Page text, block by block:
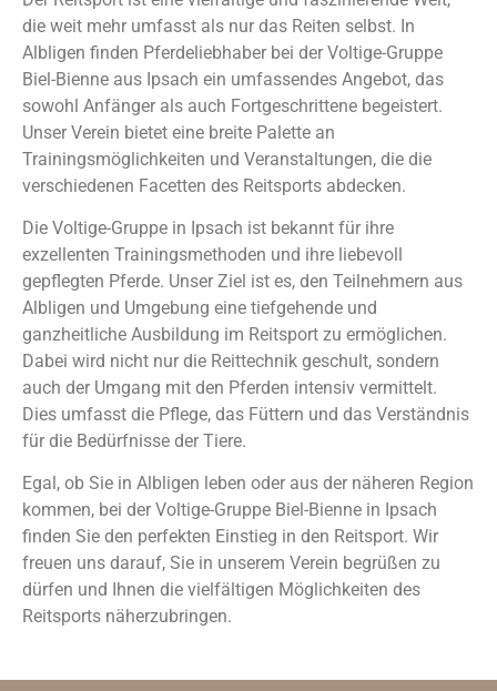
die weit mehr umfasst als nur das Reiten selbst. In
Albligen finden Pferdeliebhaber bei der Voltige-Gruppe
Biel-Bienne aus Ipsach ein umfassendes Angebot, das
sowohl Anfänger als auch Fortgeschrittene begeistert.
Unser Verein bietet eine breite Palette an
Trainingsmöglichkeiten und Veranstaltungen, die die
verschiedenen Facetten des Reitsports abdecken.
Die Voltige-Gruppe in Ipsach ist bekannt für ihre
exzellenten Trainingsmethoden und ihre liebevoll
gepflegten Pferde. Unser Ziel ist es, den Teilnehmern aus
Albligen und Umgebung eine tiefgehende und
ganzheitliche Ausbildung im Reitsport zu ermöglichen.
Dabei wird nicht nur die Reittechnik geschult, sondern
auch der Umgang mit den Pferden intensiv vermittelt.
Dies umfasst die Pflege, das Füttern und das Verständnis
für die Bedürfnisse der Tiere.
Egal, ob Sie in Albligen leben oder aus der näheren Region
kommen, bei der Voltige-Gruppe Biel-Bienne in Ipsach
finden Sie den perfekten Einstieg in den Reitsport. Wir
freuen uns darauf, Sie in unserem Verein begrüßen zu
dürfen und Ihnen die vielfältigen Möglichkeiten des
Reitsports näherzubringen.